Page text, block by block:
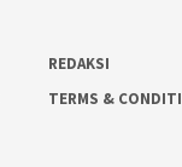
REDAKSI
TERMS &